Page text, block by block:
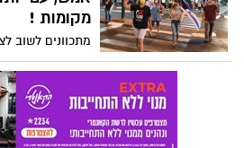
מקומות !
מתכוונים לשוב
בקבוצות קטנות
תמונות בגלריה